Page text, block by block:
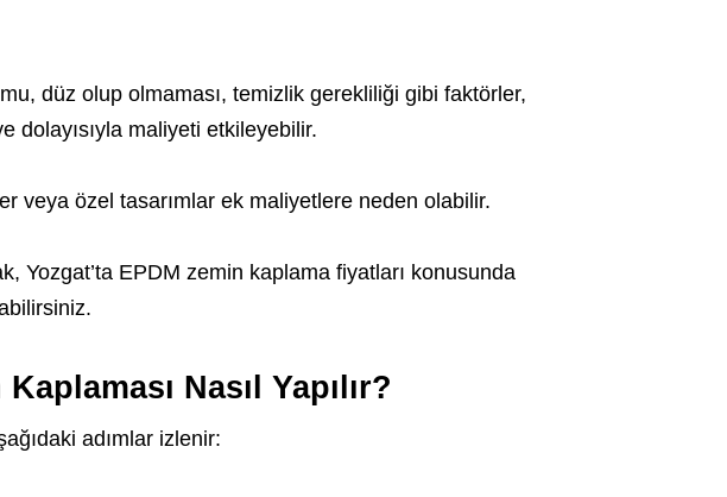
düz olup olmaması, temizlik gerekliliği gibi faktörler,
dolayısıyla maliyeti etkileyebilir.
veya özel tasarımlar ek maliyetlere neden olabilir.
Yozgat’ta EPDM zemin kaplama fiyatları konusunda
Nasıl Yapılır?
adımlar izlenir: